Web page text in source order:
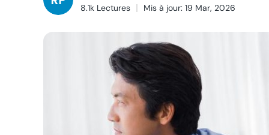
8.1k Lectures
Mis à jour: 19 Mar, 2026